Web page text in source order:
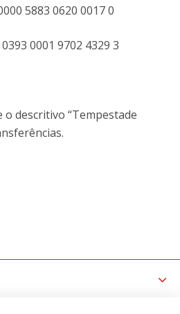
5883 0620 0017 0
0001 9702 4329 3
descritivo “Tempestade